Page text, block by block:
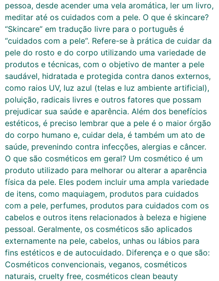
pessoa, desde acender uma vela aromática, ler um livro,
meditar até os cuidados com a pele. O que é skincare?
“Skincare” em tradução livre para o português é
“cuidados com a pele“. Refere-se à prática de cuidar da
pele do rosto e do corpo utilizando uma variedade de
produtos e técnicas, com o objetivo de manter a pele
saudável, hidratada e protegida contra danos externos,
como raios UV, luz azul (telas e luz ambiente artificial),
poluição, radicais livres e outros fatores que possam
prejudicar sua saúde e aparência. Além dos benefícios
estéticos, é preciso lembrar que a pele é o maior órgão
do corpo humano e, cuidar dela, é também um ato de
saúde, prevenindo contra infecções, alergias e câncer.
O que são cosméticos em geral? Um cosmético é um
produto utilizado para melhorar ou alterar a aparência
física da pele. Eles podem incluir uma ampla variedade
de itens, como maquiagem, produtos para cuidados
com a pele, perfumes, produtos para cuidados com os
cabelos e outros itens relacionados à beleza e higiene
pessoal. Geralmente, os cosméticos são aplicados
externamente na pele, cabelos, unhas ou lábios para
fins estéticos e de autocuidado. Diferença e o que são:
Cosméticos convencionais, veganos, cosméticos
naturais, cruelty free, cosméticos clean beauty